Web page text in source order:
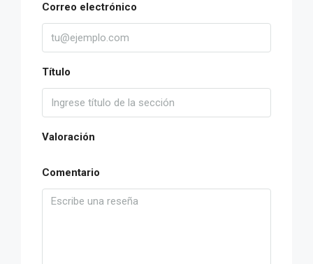
Correo electrónico
Título
Valoración
Comentario